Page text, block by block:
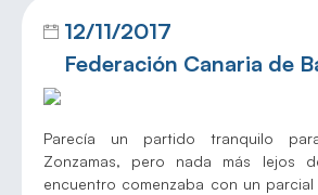
12/11/2017
Federación Canaria de
Parecía un partido tranquilo
Zonzamas, pero nada más lejos
encuentro comenzaba con un